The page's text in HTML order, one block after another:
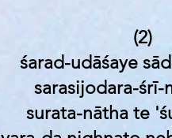
(2)
śarad-udāśaye
sarasijodara-śrī-
surata-nātha te